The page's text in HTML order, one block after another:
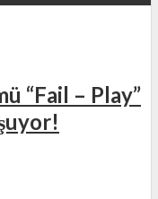
“Fail – Play”